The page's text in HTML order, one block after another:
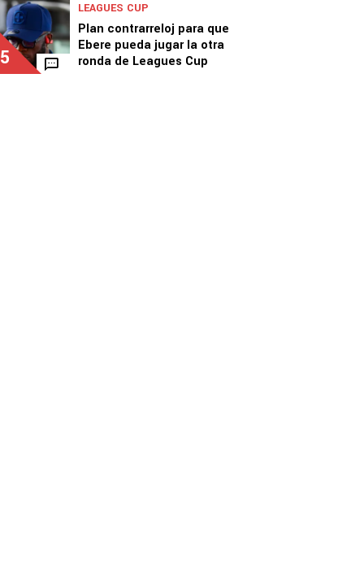
5
LEAGUES CUP
Plan contrarreloj para que
Ebere pueda jugar la otra
ronda de Leagues Cup